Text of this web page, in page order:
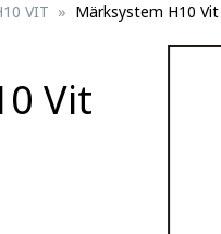
VIT Märksystem H10
Vit